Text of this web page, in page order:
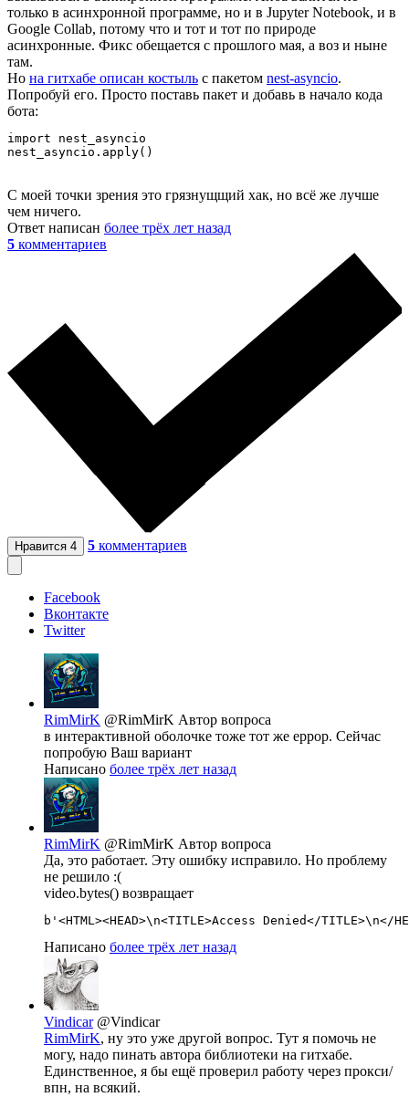
только в асинхронной программе, но и в Jupyter Notebook, и в
Google Collab, потому что и тот и тот по природе
асинхронные. Фикс обещается с прошлого мая, а воз и ныне
там.
Но на гитхабе описан костыль с пакетом nest-asyncio.
Попробуй его. Просто поставь пакет и добавь в начало кода
бота:
import nest_asyncio
nest_asyncio.apply()
С моей точки зрения это грязнущщий хак, но всё же лучше
чем ничего.
Ответ написан более трёх лет назад
5 комментариев
Нравится 4 5 комментариев
Facebook
Вконтакте
Twitter
RimMirK @RimMirK Автор вопроса
в интерактивной оболочке тоже тот же еррор. Сейчас
попробую Ваш вариант
Написано более трёх лет назад
RimMirK @RimMirK Автор вопроса
Да, это работает. Эту ошибку исправило. Но проблему
не решило :(
video.bytes() возвращает
b'<HTML><HEAD>\n<TITLE>Access Denied</
Написано более трёх лет назад
Vindicar @Vindicar
RimMirK, ну это уже другой вопрос. Тут я помочь не
могу, надо пинать автора библиотеки на гитхабе.
Единственное, я бы ещё проверил работу через прокси/
впн, на всякий.